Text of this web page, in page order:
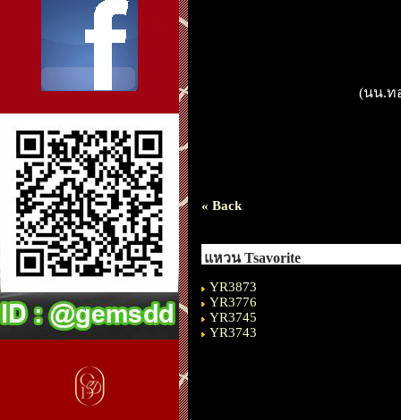
(นน.ท
« Back
แหวน Tsavorite
YR3873
YR3776
YR3745
YR3743